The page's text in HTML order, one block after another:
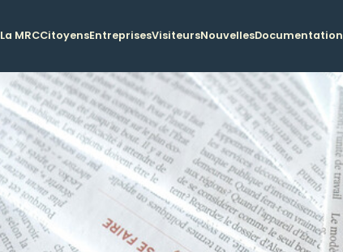
La MRCCitoyensEntreprisesVisiteursNouvellesDocumentation